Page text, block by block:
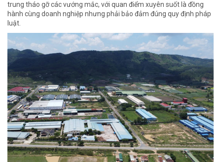
trung tháo gỡ các vướng mắc, với quan điểm xuyên suốt là đồng
hành cùng doanh nghiệp nhưng phải bảo đảm đúng quy định pháp
luật.